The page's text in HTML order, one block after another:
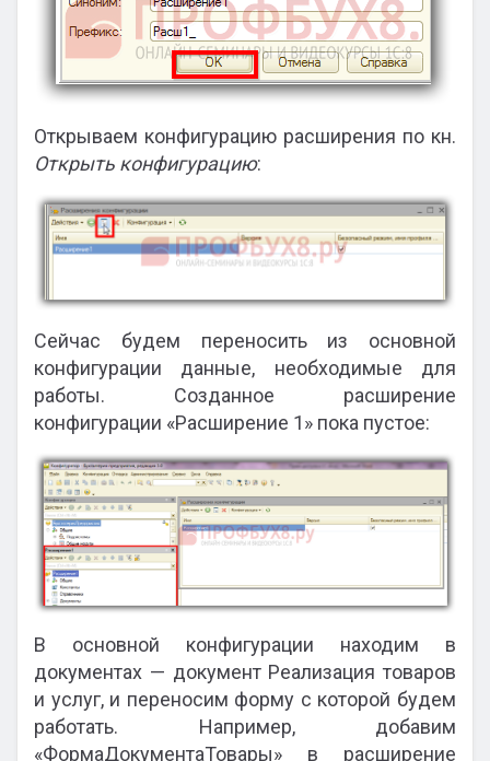
Открываем конфигурацию расширения по кн.
Открыть конфигурацию:
Сейчас будем переносить из основной
конфигурации данные, необходимые для
работы. Созданное расширение
конфигурации «Расширение 1» пока пустое:
В основной конфигурации находим в
документах — документ Реализация товаров
и услуг, и переносим форму с которой будем
работать. Например, добавим
«ФормаДокументаТовары» в расширение